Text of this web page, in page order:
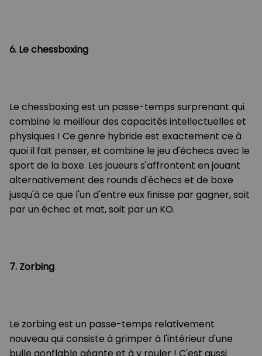
6. Le chessboxing
Le chessboxing est un passe-temps surprenant qui
combine le meilleur des capacités intellectuelles et
physiques ! Ce genre hybride est exactement ce à
quoi il fait penser, et combine le jeu d'échecs avec le
sport de la boxe. Les joueurs s'affrontent en jouant
alternativement des rounds d'échecs et de boxe
jusqu'à ce que l'un d'entre eux finisse par gagner, soit
par un échec et mat, soit par un KO.
7. Zorbing
Le zorbing est un passe-temps relativement
nouveau qui consiste à grimper à l'intérieur d'une